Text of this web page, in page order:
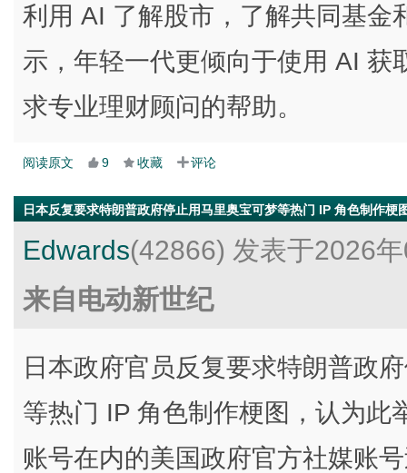
利用 AI 了解股市，了解共同基金
示，年轻一代更倾向于使用 AI 获
求专业理财顾问的帮助。
阅读原文 9 收藏 评论
日本反复要求特朗普政府停止用马里奥宝可梦等热门 IP 角色制作梗
Edwards(42866) 发表于2026
来自电动新世纪
日本政府官员反复要求特朗普政
等热门 IP 角色制作梗图，认为此
账号在内的美国政府官方社媒账